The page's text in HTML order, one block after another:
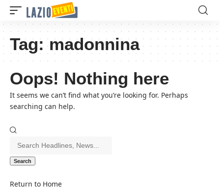
Tag:madonnina
Oops! Nothing here
It seems we can’t find what you’re looking for. Perhaps
searching can help.
Search
Return to Home